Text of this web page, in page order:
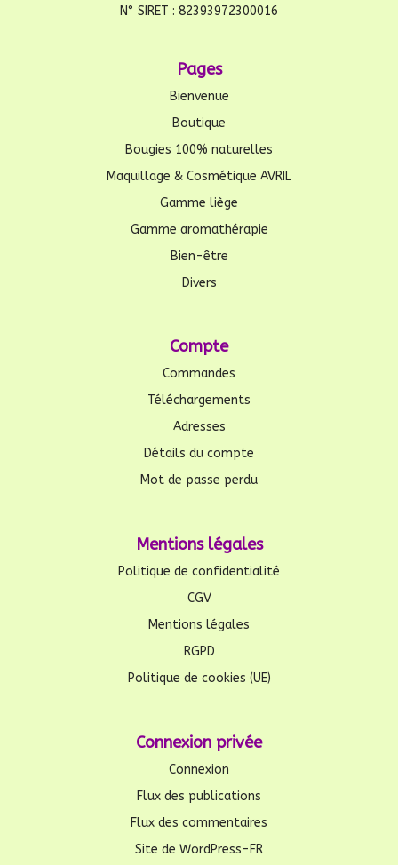
N° SIRET : 82393972300016
Pages
Bienvenue
Boutique
Bougies 100% naturelles
Maquillage & Cosmétique AVRIL
Gamme liège
Gamme aromathérapie
Bien-être
Divers
Compte
Commandes
Téléchargements
Adresses
Détails du compte
Mot de passe perdu
Mentions légales
Politique de confidentialité
CGV
Mentions légales
RGPD
Politique de cookies (UE)
Connexion privée
Connexion
Flux des publications
Flux des commentaires
Site de WordPress-FR